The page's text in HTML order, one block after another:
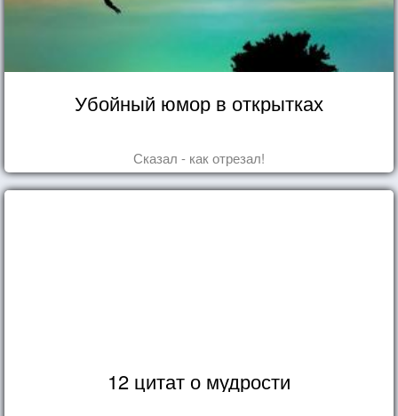
Убойный юмор в открытках
Сказал - как отрезал!
12 цитат о мудрости